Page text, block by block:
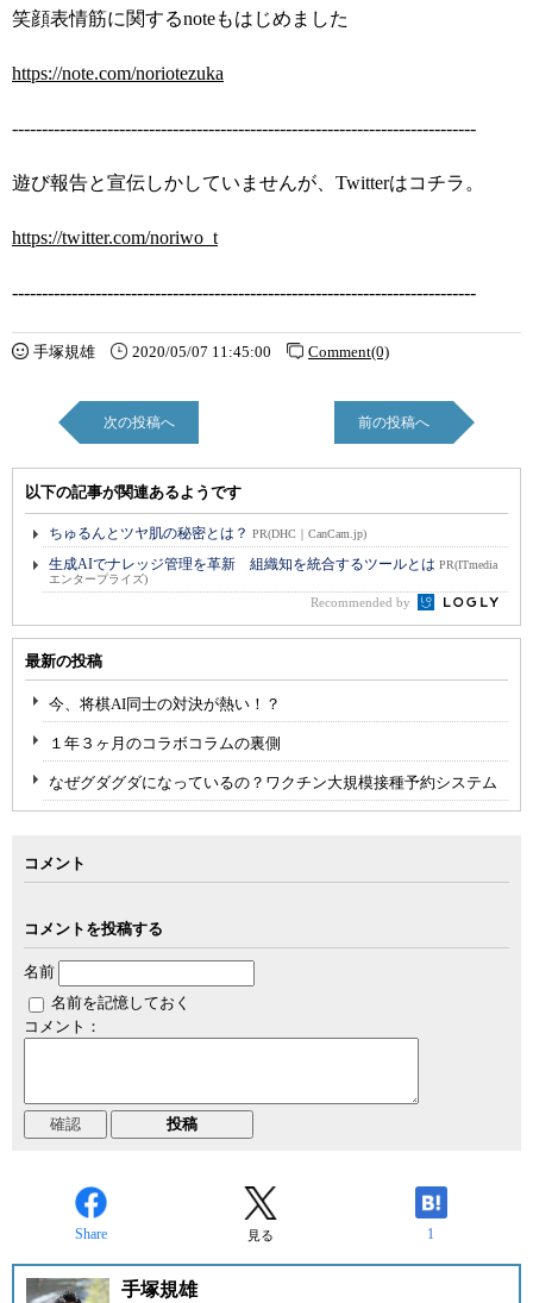
笑顔表情筋に関するnoteもはじめました
https://note.com/noriotezuka
------------------------------------------------------------------------------
遊び報告と宣伝しかしていませんが、Twitterはコチラ。
https://twitter.com/noriwo_t
------------------------------------------------------------------------------
手塚規雄 2020/05/07 11:45:00 Comment(0)
次の投稿へ 前の投稿へ
以下の記事が関連あるようです
ちゅるんとツヤ肌の秘密とは？ PR(DHC｜CanCam.jp)
生成AIでナレッジ管理を革新 組織知を統合するツールとは PR(ITmedia
エンタープライズ)
Recommended by
最新の投稿
今、将棋AI同士の対決が熱い！？
１年３ヶ月のコラボコラムの裏側
なぜグダグダになっているの？ワクチン大規模接種予約システム
コメント
コメントを投稿する
名前
名前を記憶しておく
コメント：
Share 見る 1
手塚規雄